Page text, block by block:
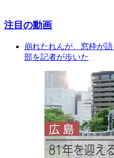
注目の動画
崩れたれんが、窓枠が
部を記者が歩いた